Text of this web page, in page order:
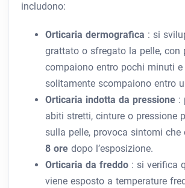
includono:
Orticaria dermografica : si
grattato o sfregato la pelle, con
compaiono entro pochi minuti e
solitamente scompaiono entro
Orticaria indotta da pressione :
abiti stretti, cinture o pressione
sulla pelle, provoca sintomi che
8 ore dopo l’esposizione.
Orticaria da freddo : si verifica
viene esposto a temperature